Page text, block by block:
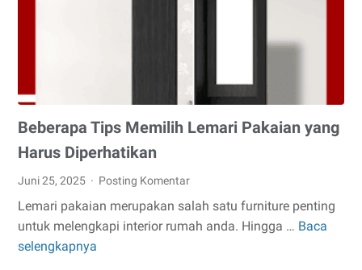
Beberapa Tips Memilih Lemari Pakaian yang
Harus Diperhatikan
Juni 25, 2025 Posting Komentar
Lemari pakaian merupakan salah satu furniture penting
untuk melengkapi interior rumah anda. Hingga … Baca
selengkapnya
Beberapa